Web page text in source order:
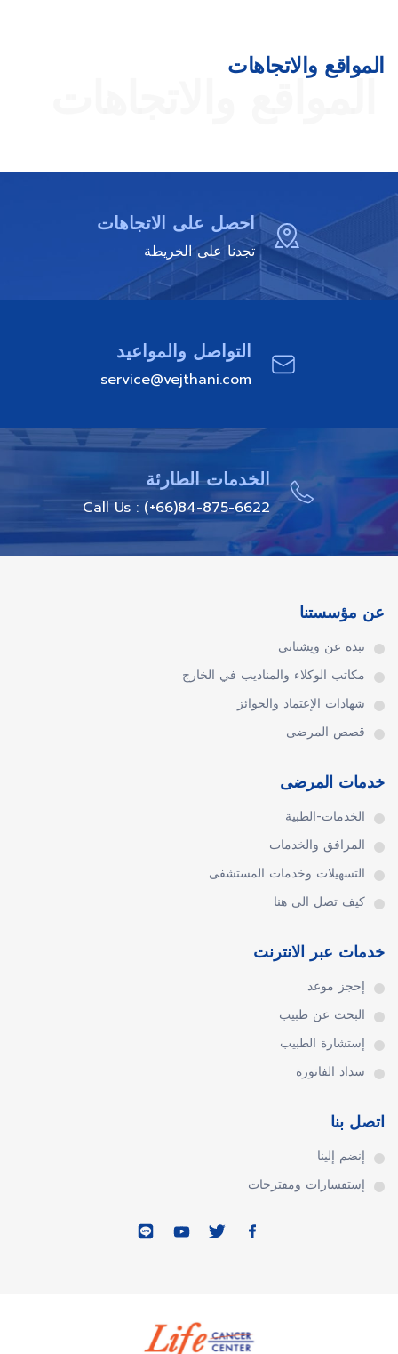
المواقع والاتجاهات
المواقع والاتجاهات
احصل على الاتجاهات
تجدنا على الخريطة
التواصل والمواعيد
service@vejthani.com
الخدمات الطارئة
Call Us : (+66)84-875-6622
عن مؤسستنا
نبذة عن ويشتاني
مكاتب الوكلاء والمناديب في الخارج
شهادات الإعتماد والجوائز
قصص المرضى
خدمات المرضى
الخدمات-الطبية
المرافق والخدمات
التسهيلات وخدمات المستشفى
كيف تصل الى هنا
خدمات عبر الانترنت
إحجز موعد
البحث عن طبيب
إستشارة الطبيب
سداد الفاتورة
اتصل بنا
إنضم إلينا
إستفسارات ومقترحات